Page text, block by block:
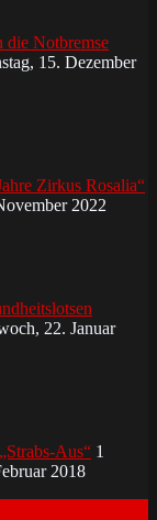
die Notbremse
15. Dezember
Zirkus Rosalia“
2022
22. Januar
Aus“ 1
2018